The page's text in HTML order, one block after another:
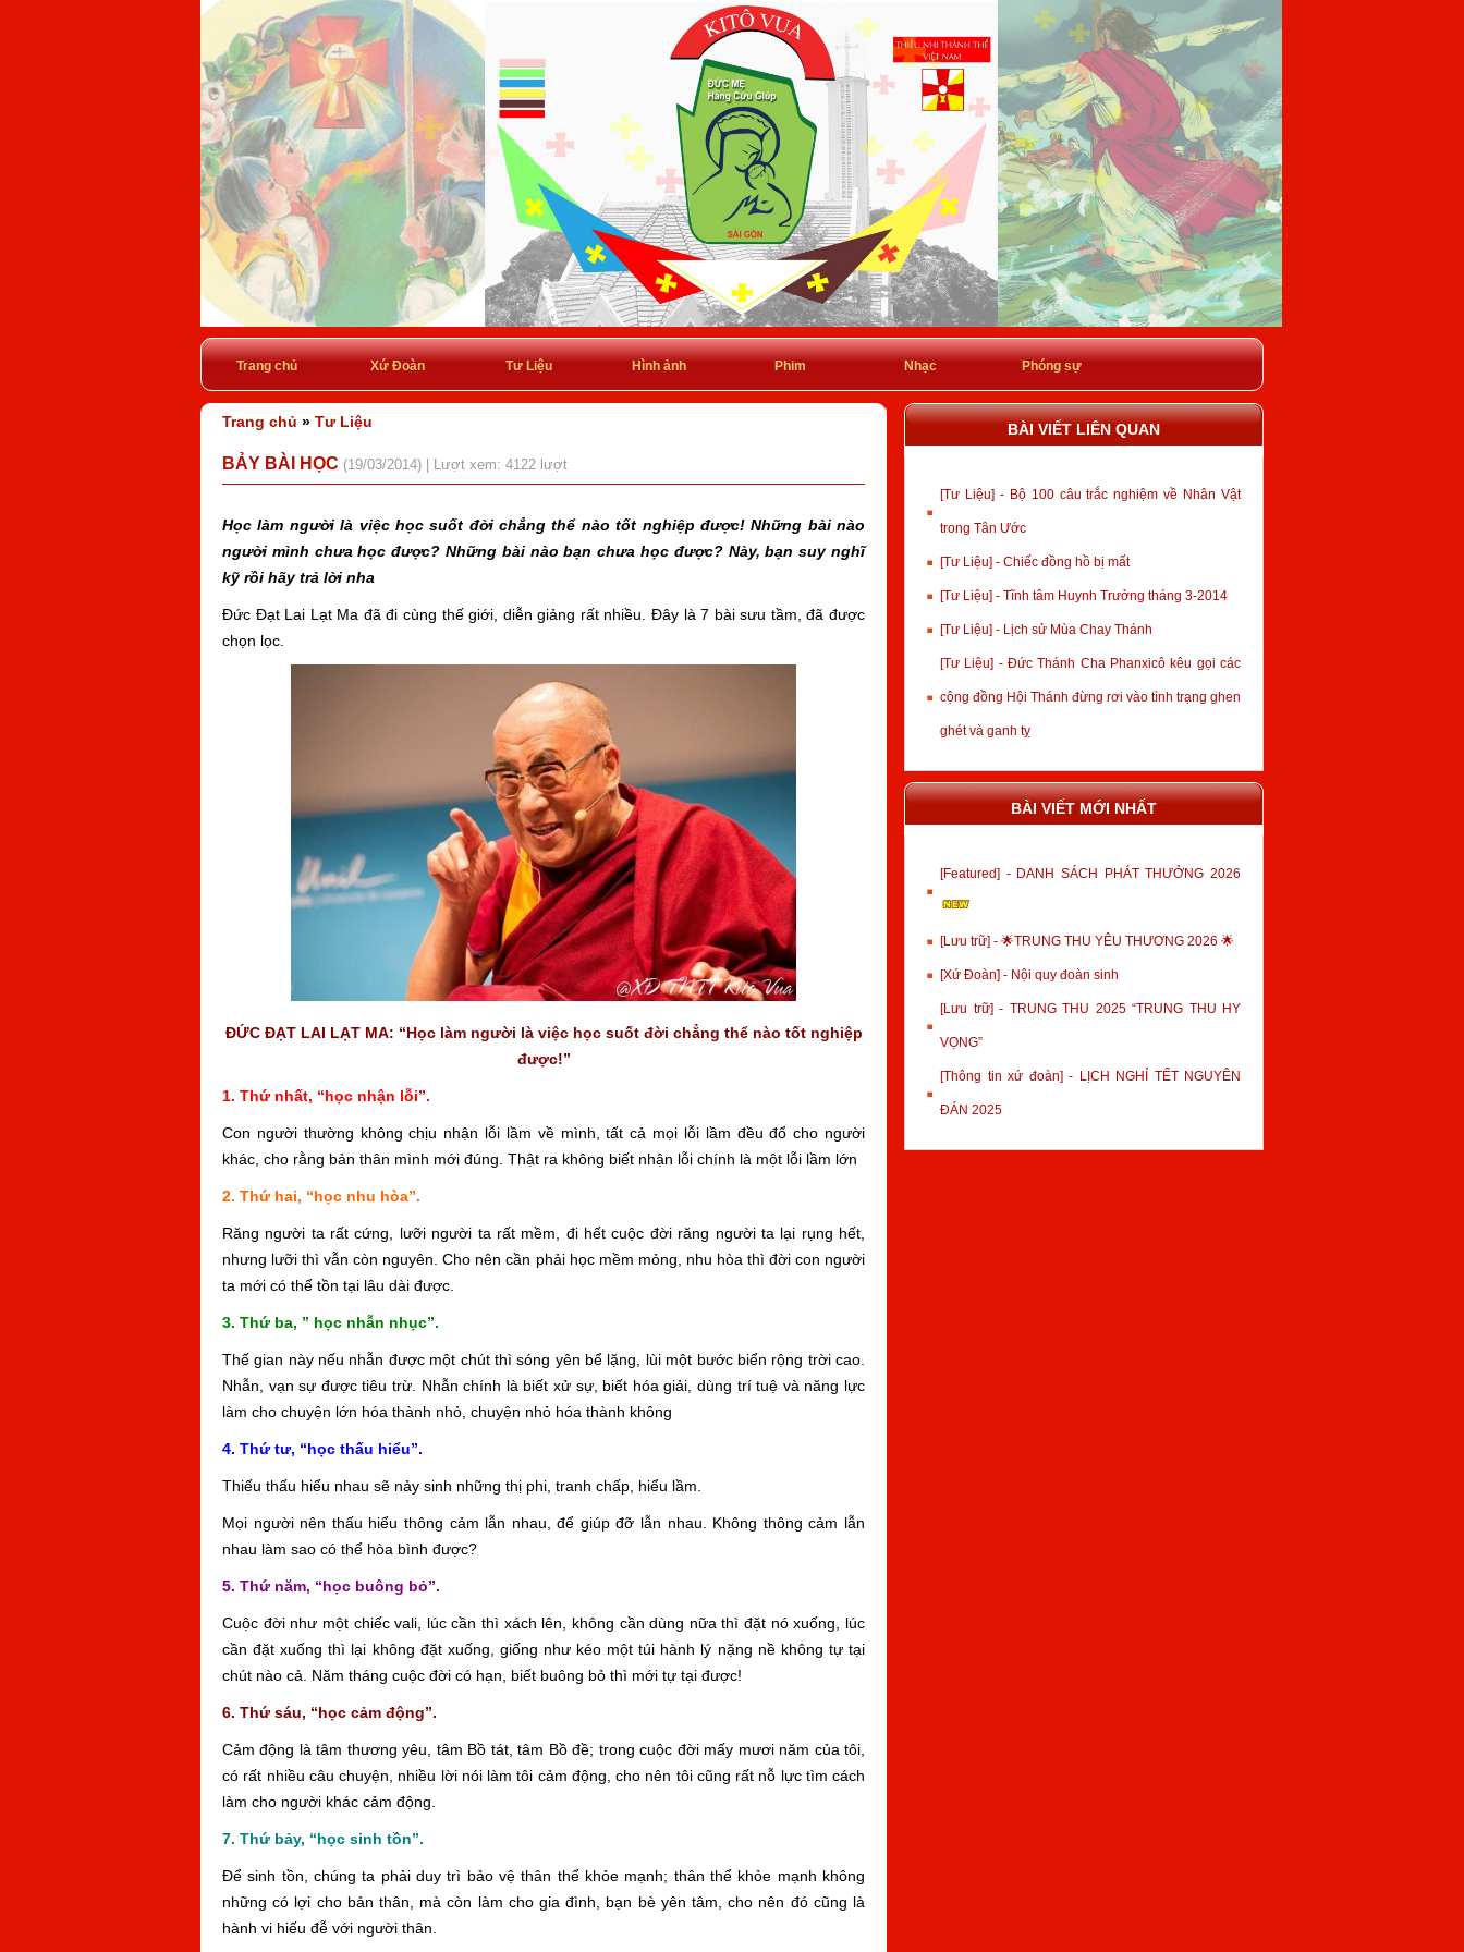
Trang chủ Xứ Đoàn Tư Liệu Hình ảnh Phim Nhạc Phóng sự
Trang chủ » Tư Liệu
BẢY BÀI HỌC (19/03/2014) | Lượt xem: 4122 lượt
Học làm người là việc học suốt đời chẳng thể nào tốt nghiệp được! Những bài nào
người mình chưa học được? Những bài nào bạn chưa học được? Này, bạn suy nghĩ
kỹ rồi hãy trả lời nha
Đức Đạt Lai Lạt Ma đã đi cùng thế giới, diễn giảng rất nhiều. Đây là 7 bài sưu tầm, đã được
chọn lọc.
ĐỨC ĐẠT LAI LẠT MA: “Học làm người là việc học suốt đời chẳng thể nào tốt nghiệp
được!”
1. Thứ nhất, “học nhận lỗi”.
Con người thường không chịu nhận lỗi lầm về mình, tất cả mọi lỗi lầm đều đổ cho người
khác, cho rằng bản thân mình mới đúng. Thật ra không biết nhận lỗi chính là một lỗi lầm lớn
2. Thứ hai, “học nhu hòa”.
Răng người ta rất cứng, lưỡi người ta rất mềm, đi hết cuộc đời răng người ta lại rụng hết,
nhưng lưỡi thì vẫn còn nguyên. Cho nên cần phải học mềm mỏng, nhu hòa thì đời con người
ta mới có thể tồn tại lâu dài được.
3. Thứ ba, ” học nhẫn nhục”.
Thế gian này nếu nhẫn được một chút thì sóng yên bể lặng, lùi một bước biển rộng trời cao.
Nhẫn, vạn sự được tiêu trừ. Nhẫn chính là biết xử sự, biết hóa giải, dùng trí tuệ và năng lực
làm cho chuyện lớn hóa thành nhỏ, chuyện nhỏ hóa thành không
4. Thứ tư, “học thấu hiểu”.
Thiếu thấu hiểu nhau sẽ nảy sinh những thị phi, tranh chấp, hiểu lầm.
Mọi người nên thấu hiểu thông cảm lẫn nhau, để giúp đỡ lẫn nhau. Không thông cảm lẫn
nhau làm sao có thể hòa bình được?
5. Thứ năm, “học buông bỏ”.
Cuộc đời như một chiếc vali, lúc cần thì xách lên, không cần dùng nữa thì đặt nó xuống, lúc
cần đặt xuống thì lại không đặt xuống, giống như kéo một túi hành lý nặng nề không tự tại
chút nào cả. Năm tháng cuộc đời có hạn, biết buông bỏ thì mới tự tại được!
6. Thứ sáu, “học cảm động”.
Cảm động là tâm thương yêu, tâm Bồ tát, tâm Bồ đề; trong cuộc đời mấy mươi năm của tôi,
có rất nhiều câu chuyện, nhiều lời nói làm tôi cảm động, cho nên tôi cũng rất nỗ lực tìm cách
làm cho người khác cảm động.
7. Thứ bảy, “học sinh tồn”.
Để sinh tồn, chúng ta phải duy trì bảo vệ thân thể khỏe mạnh; thân thể khỏe mạnh không
những có lợi cho bản thân, mà còn làm cho gia đình, bạn bè yên tâm, cho nên đó cũng là
hành vi hiếu đễ với người thân.
BÀI VIẾT LIÊN QUAN
[Tư Liệu] - Bộ 100 câu trắc nghiệm về Nhân Vật
trong Tân Ước
[Tư Liệu] - Chiếc đồng hồ bị mất
[Tư Liệu] - Tĩnh tâm Huynh Trưởng tháng 3-2014
[Tư Liệu] - Lịch sử Mùa Chay Thánh
[Tư Liệu] - Đức Thánh Cha Phanxicô kêu gọi các
cộng đồng Hội Thánh đừng rơi vào tình trạng ghen
ghét và ganh tỵ
BÀI VIẾT MỚI NHẤT
[Featured] - DANH SÁCH PHÁT THƯỞNG 2026
[Lưu trữ] - 🌟TRUNG THU YÊU THƯƠNG 2026 🌟
[Xứ Đoàn] - Nội quy đoàn sinh
[Lưu trữ] - TRUNG THU 2025 “TRUNG THU HY
VỌNG”
[Thông tin xứ đoàn] - LỊCH NGHỈ TẾT NGUYÊN
ĐÁN 2025